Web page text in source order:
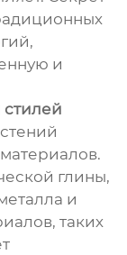
и
глины,
и
таких